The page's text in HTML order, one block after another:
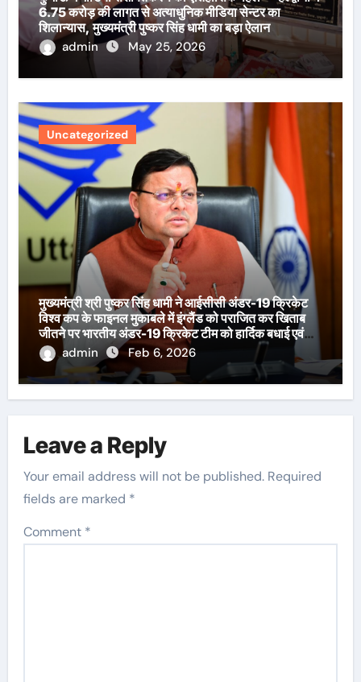
6.75 करोड़ की लागत से अत्याधुनिक मीडिया सेन्टर का
शिलान्यास, मुख्यमंत्री पुष्कर सिंह धामी का बड़ा ऐलान
admin
May 25, 2026
Uncategorized
मुख्यमंत्री श्री पुष्कर सिंह धामी ने आईसीसी अंडर-19 क्रिकेट
विश्व कप के फाइनल मुकाबले में इंग्लैंड को पराजित कर खिताब
जीतने पर भारतीय अंडर-19 क्रिकेट टीम को हार्दिक बधाई एवं
शुभकामनाएँ दी हैं।
admin Feb 6, 2026
Leave a Reply
Your email address will not be published. Required
fields are marked *
Comment *